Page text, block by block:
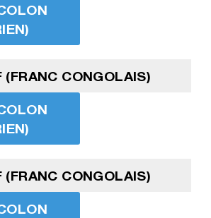
(FRANC CONGOLAIS)
(FRANC CONGOLAIS)